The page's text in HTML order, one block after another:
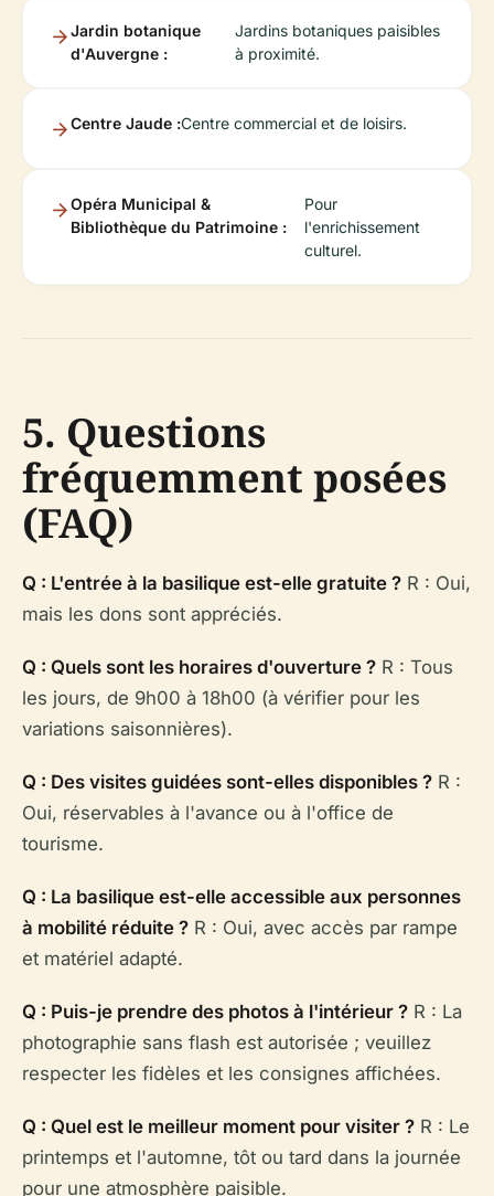
Jardin botanique
d'Auvergne :
Jardins botaniques paisibles
à proximité.
Centre Jaude :Centre commercial et de loisirs.
Opéra Municipal &
Bibliothèque du Patrimoine :
Pour
l'enrichissement
culturel.
5. Questions
fréquemment posées
(FAQ)
Q : L'entrée à la basilique est-elle gratuite ? R : Oui,
mais les dons sont appréciés.
Q : Quels sont les horaires d'ouverture ? R : Tous
les jours, de 9h00 à 18h00 (à vérifier pour les
variations saisonnières).
Q : Des visites guidées sont-elles disponibles ? R :
Oui, réservables à l'avance ou à l'office de
tourisme.
Q : La basilique est-elle accessible aux personnes
à mobilité réduite ? R : Oui, avec accès par rampe
et matériel adapté.
Q : Puis-je prendre des photos à l'intérieur ? R : La
photographie sans flash est autorisée ; veuillez
respecter les fidèles et les consignes affichées.
Q : Quel est le meilleur moment pour visiter ? R : Le
printemps et l'automne, tôt ou tard dans la journée
pour une atmosphère paisible.